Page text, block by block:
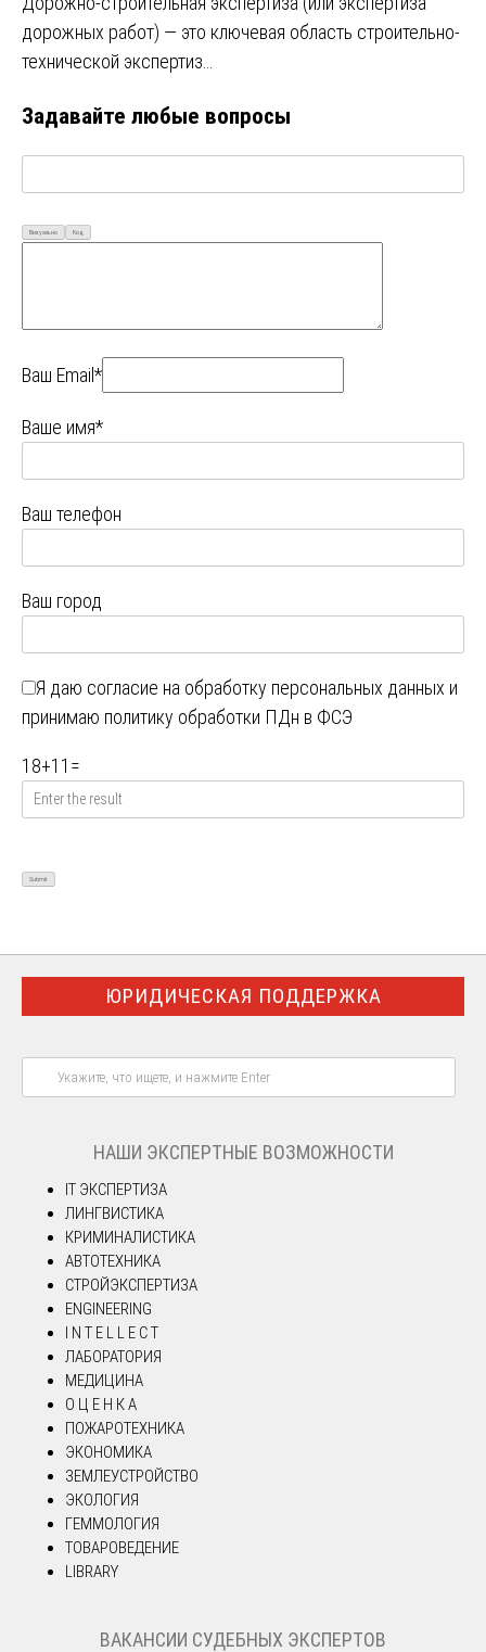
дорожных работ) — это ключевая область строительно-
технической экспертиз…
Задавайте любые вопросы
Визуально Код
Ваш Email*
Ваше имя*
Ваш телефон
Ваш город
Я даю согласие на обработку персональных данных и
принимаю политику обработки ПДн в ФСЭ
18+11 =
ЮРИДИЧЕСКАЯ ПОДДЕРЖКА
НАШИ ЭКСПЕРТНЫЕ ВОЗМОЖНОСТИ
IT ЭКСПЕРТИЗА
ЛИНГВИСТИКА
КРИМИНАЛИСТИКА
АВТОТЕХНИКА
СТРОЙЭКСПЕРТИЗА
ENGINEERING
I N T E L L E C T
ЛАБОРАТОРИЯ
МЕДИЦИНА
О Ц Е Н К А
ПОЖАРОТЕХНИКА
ЭКОНОМИКА
ЗЕМЛЕУСТРОЙСТВО
ЭКОЛОГИЯ
ГЕММОЛОГИЯ
ТОВАРОВЕДЕНИЕ
LIBRARY
ВАКАНСИИ СУДЕБНЫХ ЭКСПЕРТОВ